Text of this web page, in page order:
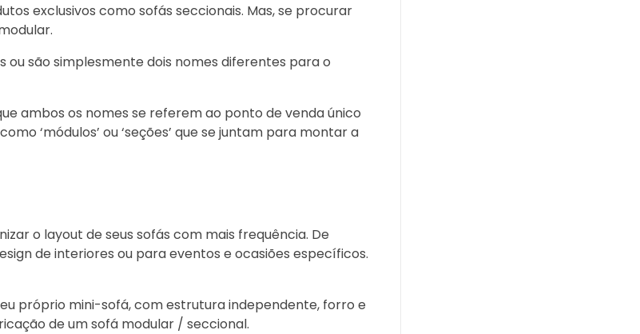
exclusivos como sofás seccionais. Mas, se procurar
ou são simplesmente dois nomes diferentes para o
ambos os nomes se referem ao ponto de venda único
‘módulos’ ou ‘seções’ que se juntam para montar a
o layout de seus sofás com mais frequência. De
de interiores ou para eventos e ocasiões específicos.
próprio mini-sofá, com estrutura independente, forro e
de um sofá modular / seccional.